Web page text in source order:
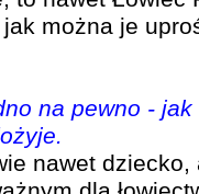
jak można je
na pewno -
nawet